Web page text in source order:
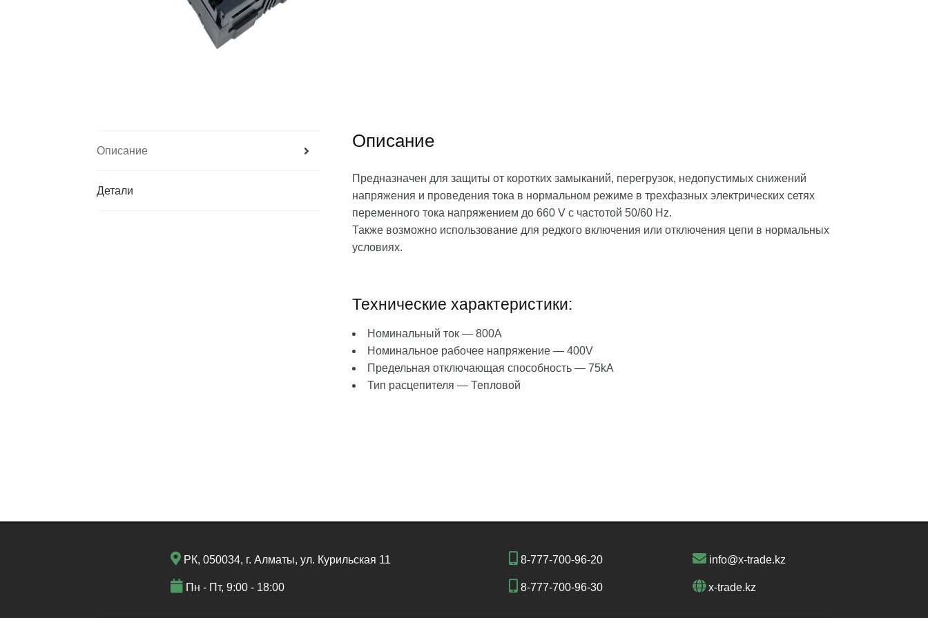
Описание
Детали
Описание
Предназначен для защиты от коротких замыканий, перегрузок, недопустимых снижений
напряжения и проведения тока в нормальном режиме в трехфазных электрических сетях
переменного тока напряжением до 660 V с частотой 50/60 Hz.
Также возможно использование для редкого включения или отключения цепи в нормальных
условиях.
Технические характеристики:
Номинальный ток — 800A
Номинальное рабочее напряжение — 400V
Предельная отключающая способность — 75kA
Тип расцепителя — Тепловой
РК, 050034, г. Алматы, ул. Курильская 11
Пн - Пт, 9:00 - 18:00
8-777-700-96-20
8-777-700-96-30
info@x-trade.kz
x-trade.kz